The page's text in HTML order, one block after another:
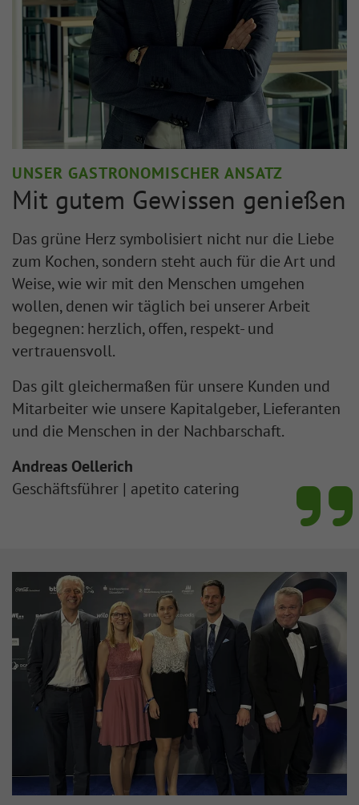
UNSER GASTRONOMISCHER ANSATZ
Mit gutem Gewissen genießen
Das grüne Herz symbolisiert nicht nur die Liebe
zum Kochen, sondern steht auch für die Art und
Weise, wie wir mit den Menschen umgehen
wollen, denen wir täglich bei unserer Arbeit
begegnen: herzlich, offen, respekt- und
vertrauensvoll.
Das gilt gleichermaßen für unsere Kunden und
Mitarbeiterwie unsere Kapitalgeber, Lieferanten
und die Menschen in der Nachbarschaft.
Andreas Oellerich
Geschäftsführer | apetito catering